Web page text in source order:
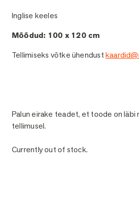
Inglise keeles
Mõõdud: 100 x 120 cm
Tellimiseks võtke ühendust
Palun eirake teadet, et toode on läbi
tellimusel.
Currently out of stock.